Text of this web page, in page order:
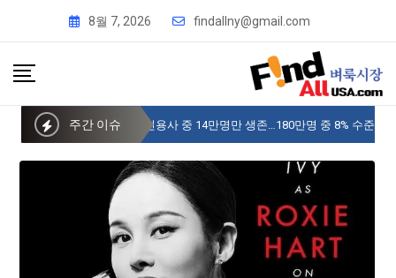
8월 7, 2026 findallny@gmail.com
주간 이슈 사이버 한국외국어대 미주글로벌센터 뉴욕